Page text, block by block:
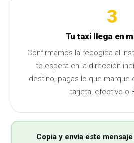
3
Tu taxi llega en
Confirmamos la recogida al
te espera en la dirección
destino, pagas lo que marque
tarjeta, efectivo o
Copia y envía este